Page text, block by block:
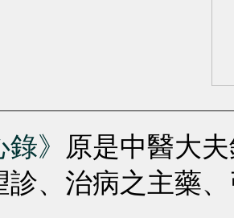
》
原是中醫大
診、治病之主藥